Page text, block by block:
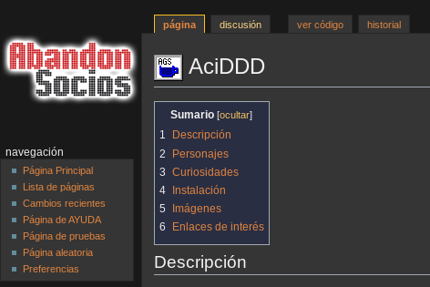
AciDDD
la
navegación
la
búsqueda
Sumario
1
Descripción
2
Personajes
3 Curiosidades
4
Instalación
5
Imágenes
6
Enlaces de interés
Descripción
página discusión ver código historial
navegación
Página Principal
Lista de páginas
Cambios recientes
Página de AYUDA
Página de pruebas
Página aleatoria
Preferencias